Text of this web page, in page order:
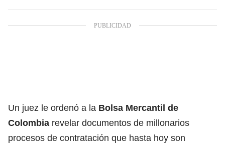
Un juez le ordenó a la Bolsa Mercantil de
Colombia revelar documentos de millonarios
procesos de contratación que hasta hoy son